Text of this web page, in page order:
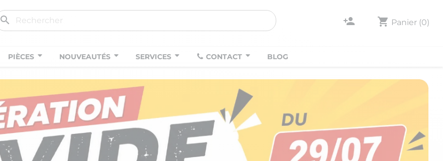
search person_add shopping_cart Panier (0)
PIÈCES NOUVEAUTÉS SERVICES CONTACT BLOG